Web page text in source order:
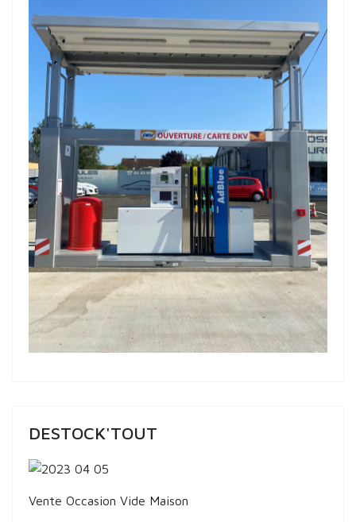
DESTOCK'TOUT
Vente Occasion Vide Maison